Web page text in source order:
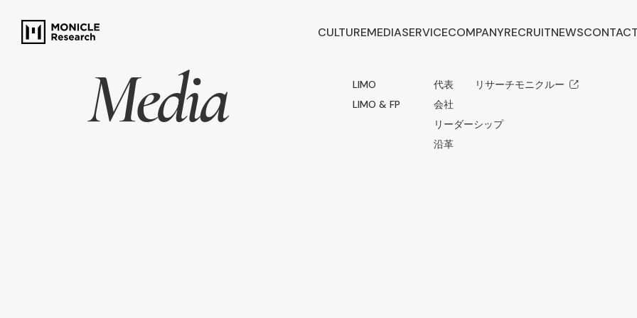
CULTUREMEDIA
LIMO
LIMO & FP
SERVICECOMPANY
代表メッセージ
会社概要
リーダーシップ
沿革
RECRUIT
リサーチモニクルー
NEWS
Media